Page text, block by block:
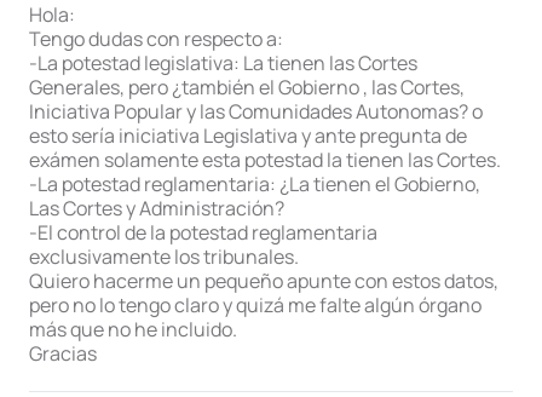
Hola:
Tengo dudas con respecto a:
-La potestad legislativa: La tienen las Cortes
Generales, pero ¿también el Gobierno , las Cortes,
Iniciativa Popular y las Comunidades Autonomas? o
esto sería iniciativa Legislativa y ante pregunta de
exámen solamente esta potestad la tienen las Cortes.
-La potestad reglamentaria: ¿La tienen el Gobierno,
Las Cortes y Administración?
-El control de la potestad reglamentaria
exclusivamente los tribunales.
Quiero hacerme un pequeño apunte con estos datos,
pero no lo tengo claro y quizá me falte algún órgano
más que no he incluido.
Gracias